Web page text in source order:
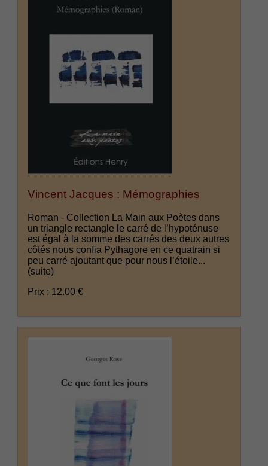
Vincent Jacques : Mémographies
Roman - Collection La Main aux Poètes dans
un triangle rectangle le carré de l’hypoténuse
est égal à la somme des carrés des deux autres
côtés nous confia Pythagore en ce quatrain si
peu carré ajoutant que pour nous l’étoile...
(suite)
Prix : 12.00 €